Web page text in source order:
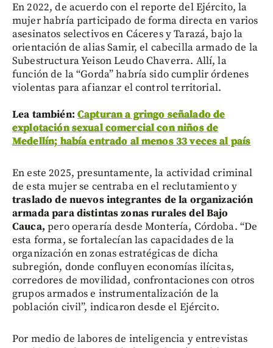
En 2022, de acuerdo con el reporte del Ejército, la
mujer habría participado de forma directa en varios
asesinatos selectivos en Cáceres y Tarazá, bajo la
orientación de alias Samir, el cabecilla armado de la
Subestructura Yeison Leudo Chaverra. Allí, la
función de la “Gorda” habría sido cumplir órdenes
violentas para afianzar el control territorial.
Lea también: Capturan a gringo señalado de
explotación sexual comercial con niños de
Medellín; había entrado al menos 33 veces al país
En este 2025, presuntamente, la actividad criminal
de esta mujer se centraba en el reclutamiento y
traslado de nuevos integrantes de la organización
armada para distintas zonas rurales del Bajo
Cauca,pero operaría desde Montería, Córdoba. “De
esta forma, se fortalecían las capacidades de la
organización en zonas estratégicas de dicha
subregión, donde confluyen economías ilícitas,
corredores de movilidad, confrontaciones con otros
grupos armados e instrumentalización de la
población civil”, indicaron desde el Ejército.
Por medio de labores de inteligencia y entrevistas